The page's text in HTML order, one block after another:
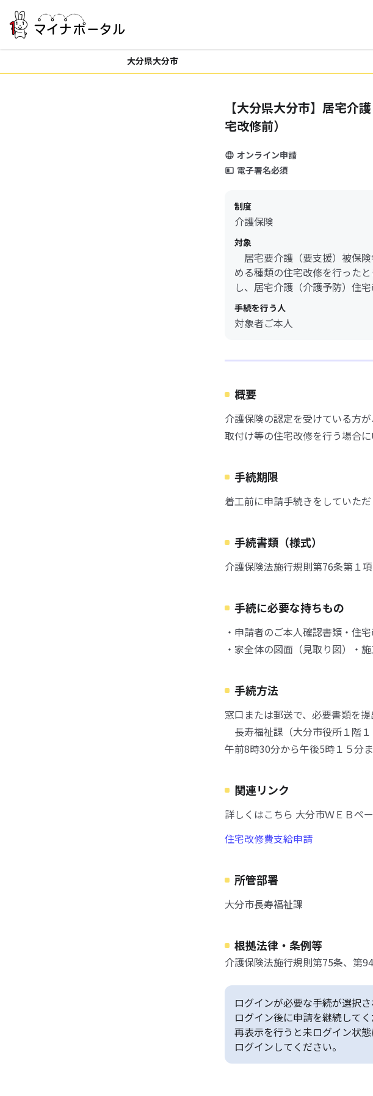
大分県大分市
【大分県大分市】居宅介
宅改修前）
オンライン申請
電子署名必須
制度
介護保険
対象
居宅要介護（要支援）被保
める種類の住宅改修を行った
し、居宅介護（介護予防）住宅
手続を行う人
対象者ご本人
概要
介護保険の認定を受けている方
取付け等の住宅改修を行う場合に
手続期限
着工前に申請手続きをしていただ
手続書類（様式）
介護保険法施行規則第76条第１
手続に必要な持ちもの
・申請者のご本人確認書類・住
・家全体の図面（見取り図）・
手続方法
窓口または郵送で、必要書類を提
長寿福祉課（大分市役所１階１
午前8時30分から午後5時１５分
関連リンク
詳しくはこちら 大分市ＷＥＢペ
住宅改修費支給申請
所管部署
大分市長寿福祉課
根拠法律・条例等
介護保険法施行規則第75条、第
ログインが必要な手続が選択
ログイン後に申請を継続して
再表示を行うと未ログイン状
ログインしてください。